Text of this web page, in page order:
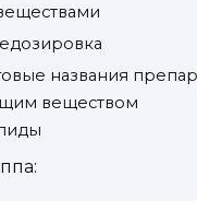
названия
веществом